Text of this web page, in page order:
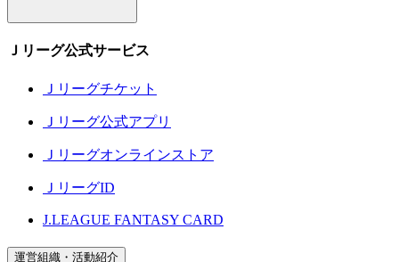
Ｊリーグ公式サービス
Ｊリーグチケット
Ｊリーグ公式アプリ
Ｊリーグオンラインストア
ＪリーグID
J.LEAGUE FANTASY CARD
運営組織・活動紹介